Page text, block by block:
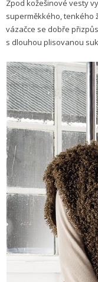
Zpod kožešinové vesty
superměkkého, tenkého
vázačce se dobře
s dlouhou plisovanou